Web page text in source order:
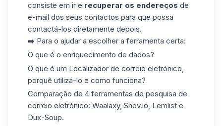
consiste em ir e recuperar os endereços de
e-mail dos seus contactos para que possa
contactá-los diretamente depois.
➡️ Para o ajudar a escolher a ferramenta certa:
O que é o enriquecimento de dados?
O que é um Localizador de correio eletrónico,
porquê utilizá-lo e como funciona?
Comparação de 4 ferramentas de pesquisa de
correio eletrónico: Waalaxy, Snov.io, Lemlist e
Dux-Soup.